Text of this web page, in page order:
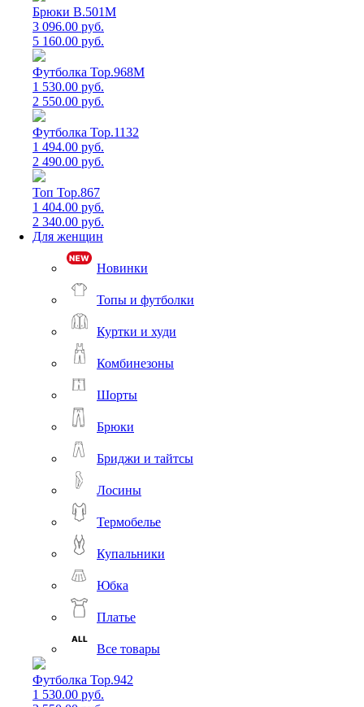
Брюки B.501M
3 096.00 руб.
5 160.00 руб.
Футболка Top.968M
1 530.00 руб.
2 550.00 руб.
Футболка Top.1132
1 494.00 руб.
2 490.00 руб.
Топ Top.867
1 404.00 руб.
2 340.00 руб.
Для женщин
Новинки
Топы и футболки
Куртки и худи
Комбинезоны
Шорты
Брюки
Бриджи и тайтсы
Лосины
Термобелье
Купальники
Юбка
Платье
Все товары
Футболка Top.942
1 530.00 руб.